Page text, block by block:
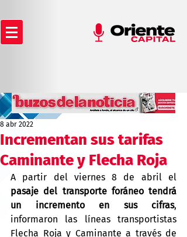
Incrementan sus tarifas
Caminante y Flecha Roja
8 abr 2022
A partir del viernes 8 de abril el
pasaje del transporte foráneo tendrá
un incremento en sus cifras,
informaron las líneas transportistas
Flecha Roja y Caminante a través de